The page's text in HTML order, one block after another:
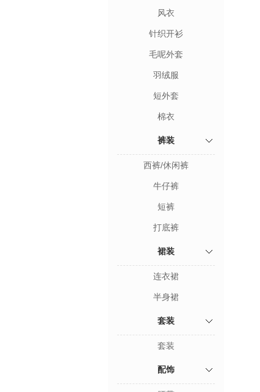
风衣
针织开衫
毛呢外套
羽绒服
短外套
棉衣
裤装
西裤/休闲裤
牛仔裤
短裤
打底裤
裙装
连衣裙
半身裙
套装
套装
配饰